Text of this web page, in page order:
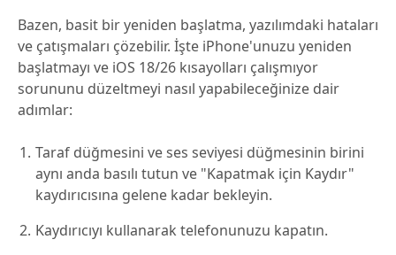
Bazen, basit bir yeniden başlatma, yazılımdaki hataları
ve çatışmaları çözebilir. İşte iPhone'unuzu yeniden
başlatmayı ve iOS 18/26 kısayolları çalışmıyor
sorununu düzeltmeyi nasıl yapabileceğinize dair
adımlar:
Taraf düğmesini ve ses seviyesi düğmesinin birini
aynı anda basılı tutun ve "Kapatmak için Kaydır"
kaydırıcısına gelene kadar bekleyin.
Kaydırıcıyı kullanarak telefonunuzu kapatın.